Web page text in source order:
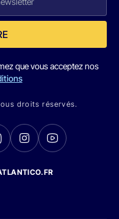
que vous acceptez nos
droits réservés.